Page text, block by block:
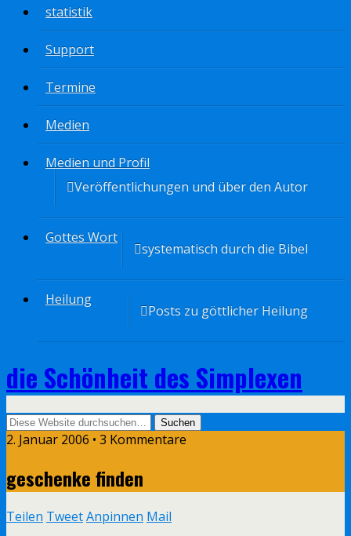
statistik
Support
Termine
Medien
Medien und Profil
Veröffentlichungen und über den Autor
Gottes Wort
systematisch durch die Bibel
Heilung
Posts zu göttlicher Heilung
die Schönheit des Simplexen
2. Januar 2006 • 3 Kommentare
geschenke finden
Teilen TweetAnpinnen Mail